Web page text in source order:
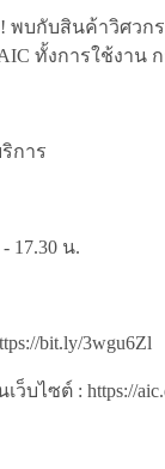
พบกับสินค้าวิศวก
ทั้งการใช้งาน
การ
17.30 น.
bit.ly/3wgu6Zl
บไซต์ : https://